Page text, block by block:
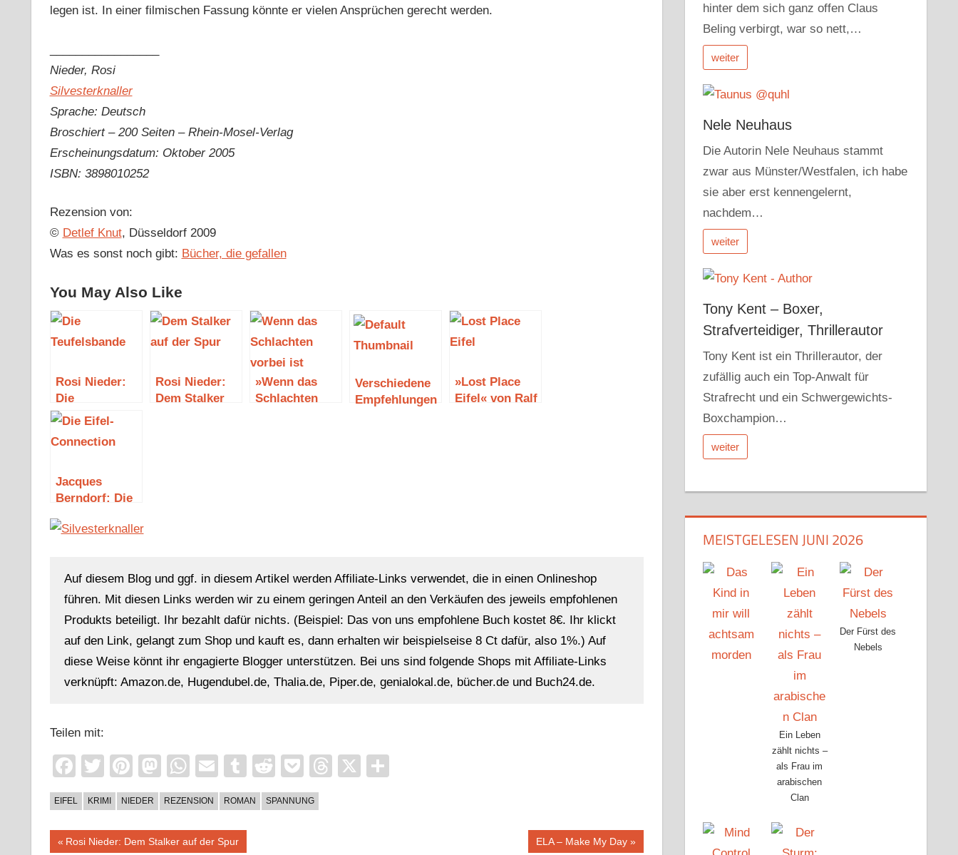
legen ist. In einer filmischen Fassung könnte er vielen Ansprüchen gerecht werden.
Nieder, Rosi
Silvesterknaller
Sprache: Deutsch
Broschiert – 200 Seiten – Rhein-Mosel-Verlag
Erscheinungsdatum: Oktober 2005
ISBN: 3898010252
Rezension von:
© Detlef Knut, Düsseldorf 2009
Was es sonst noch gibt: Bücher, die gefallen
You May Also Like
Rosi Nieder:
Die
Teufelsbande –
Mosel-Duo
zweiten Fall
Rosi Nieder:
Dem Stalker
»Wenn das
Schlachten
Verschiedene
Empfehlungen
»Lost Place
Eifel« von Ralf
Jacques
Berndorf: Die
Connection
Auf diesem Blog und ggf. in diesem Artikel werden Affiliate-Links verwendet, die in einen Onlineshop
führen. Mit diesen Links werden wir zu einem geringen Anteil an den Verkäufen des jeweils empfohlenen
Produkts beteiligt. Ihr bezahlt dafür nichts. (Beispiel: Das von uns empfohlene Buch kostet 8€. Ihr klickt
auf den Link, gelangt zum Shop und kauft es, dann erhalten wir beispielseise 8 Ct dafür, also 1%.) Auf
diese Weise könnt ihr engagierte Blogger unterstützen. Bei uns sind folgende Shops mit Affiliate-Links
verknüpft: Amazon.de, Hugendubel.de, Thalia.de, Piper.de, genialokal.de, bücher.de und Buch24.de.
Teilen mit:
Facebook
TwitterPinterest
Mastodon
WhatsApp
EmailTumblr
RedditPocketThreads
X
EIFEL KRIMI NIEDER REZENSION ROMAN SPANNUNG
Beitragsnavigation
Vorheriger
Rosi Nieder: Dem Stalker auf der Spur
Nächster
ELA – Make My Day
hinter dem sich ganz offen Claus
Beling verbirgt, war so nett,…
weiter
Nele Neuhaus
Die Autorin Nele Neuhaus stammt
zwar aus Münster/Westfalen, ich habe
sie aber erst kennengelernt,
nachdem…
weiter
Tony Kent – Boxer,
Strafverteidiger, Thrillerautor
Tony Kent ist ein Thrillerautor, der
zufällig auch ein Top-Anwalt für
Strafrecht und ein Schwergewichts-
Boxchampion…
weiter
MEISTGELESEN JUNI 2026
Ein Leben
zählt nichts –
als Frau im
arabischen
Clan
Der Fürst des
Nebels